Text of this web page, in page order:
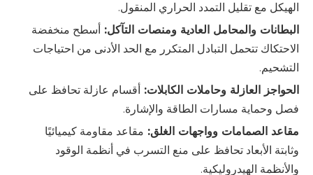
الهيكل مع تقليل التمدد الحراري المنقول.
البطانات والمحامل العادية ومنصات التآكل: أسطح منخفضة
الاحتكاك تتحمل التبادل المتكرر مع الحد الأدنى من احتياجات
التشحيم.
الحواجز العازلة وحاملات الكابلات: أقسام عازلة تحافظ على
فصل وحماية مسارات الطاقة والإشارة.
مقاعد الصمامات وواجهات الغلق: مقاعد مقاومة كيميائيًا
وثابتة الأبعاد تحافظ على منع التسرب في أنظمة الوقود
والأنظمة الهيدروليكية.